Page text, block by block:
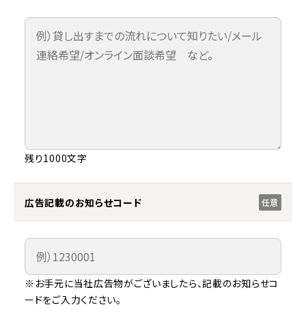
残り1000文字
広告記載のお知らせコード 任意
※お手元に当社広告物がございましたら、記載のお知らせコ
ードをご入力ください。